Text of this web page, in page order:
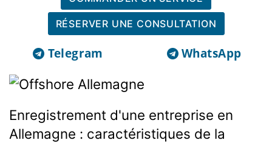
RÉSERVER UNE CONSULTATION
Telegram WhatsApp
Enregistrement d'une entreprise en
Allemagne : caractéristiques de la